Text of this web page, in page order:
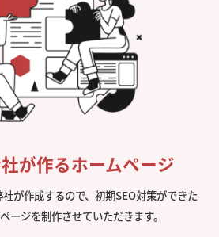
が作るホームページ
が作成するので、初期SEO対策ができた
ージを制作させていただきます。